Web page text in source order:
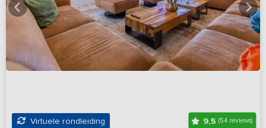
Virtuele rondleiding 9,5(54 reviews)